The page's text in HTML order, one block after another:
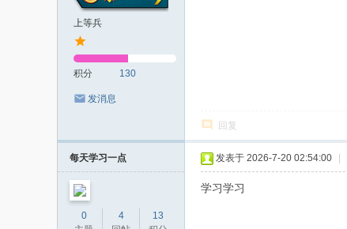
上等兵
积分 130
发消息
回复
每天学习一点
0
4
13
发表于 2026-7-20 02:54:00
学习学习